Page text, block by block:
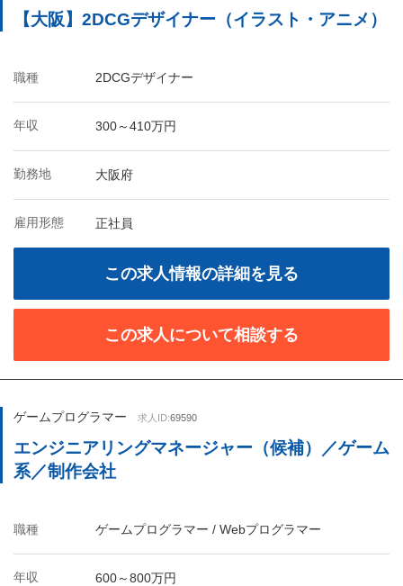
【大阪】2DCGデザイナー（イラスト・アニメ）
職種 2DCGデザイナー
年収 300～410万円
勤務地 大阪府
雇用形態 正社員
この求人情報の詳細を見る
この求人について相談する
ゲームプログラマー 求人ID:69590
エンジニアリングマネージャー（候補）／ゲーム
系／制作会社
職種 ゲームプログラマー / Webプログラマー
年収 600～800万円